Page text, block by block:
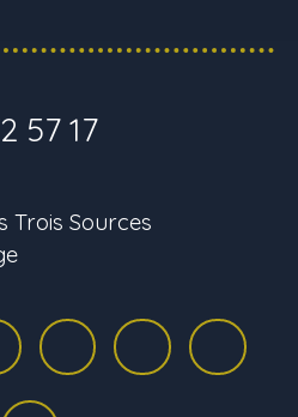
57 17
Trois Sources